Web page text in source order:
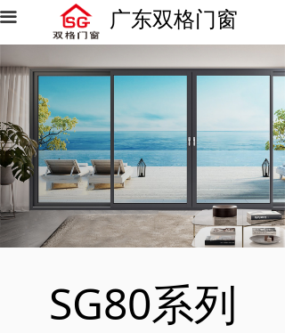
广东双格门窗
끀
SG80系列